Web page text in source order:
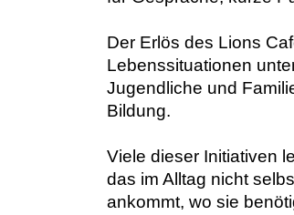
Der Erlös des Lions
Lebenssituationen
Jugendliche und
Bildung.
Viele dieser Initiativen
das im Alltag nicht
ankommt, wo sie